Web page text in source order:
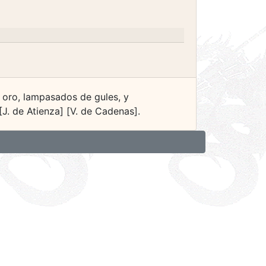
lampasados de gules, y
de Atienza] [V. de Cadenas].